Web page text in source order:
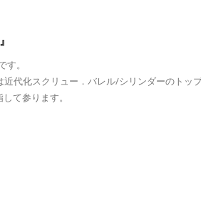
。
代化スクリュー．バレル/シリンダーのトッ
て参ります。